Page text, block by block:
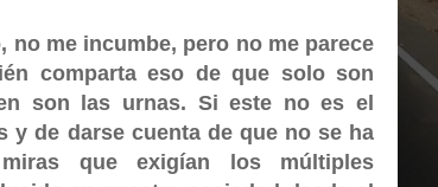
no me incumbe, pero no me parece
comparta eso de que solo son
son las urnas. Si este no es el
y de darse cuenta de que no se ha
que exigían los múltiples